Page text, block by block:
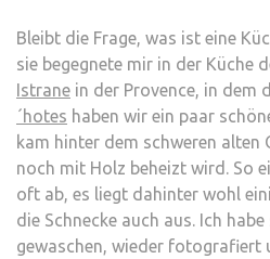
Bleibt die Frage, was ist eine
sie begegnete mir in der Küche
Istrane in der Provence, in dem
´hotes haben wir ein paar
kam hinter dem schweren alten
noch mit Holz beheizt wird. So
oft ab, es liegt dahinter wohl
die Schnecke auch aus. Ich
gewaschen, wieder fotografiert